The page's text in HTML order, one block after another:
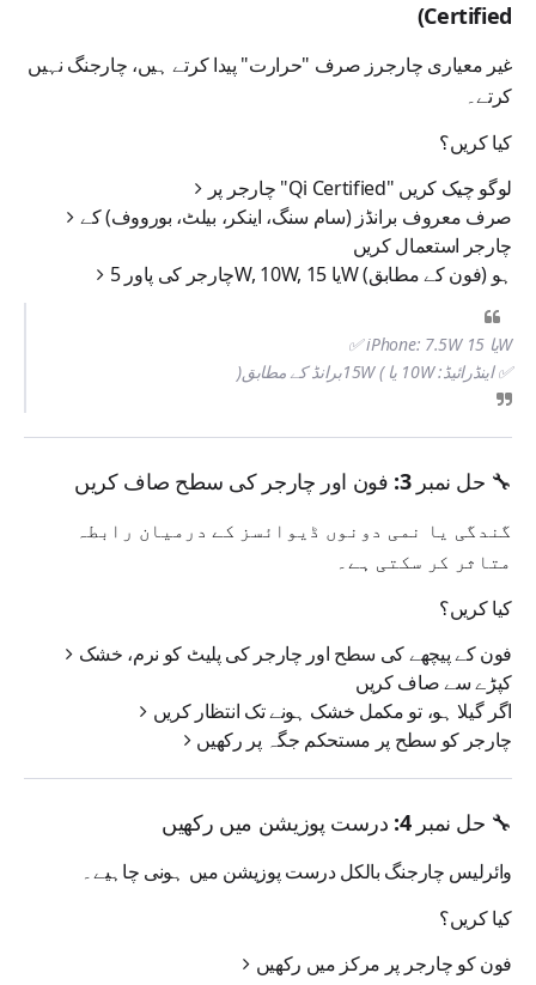
Certified)
غیر معیاری چارجرز صرف "حرارت" پیدا کرتے ہیں، چارجنگ نہیں
کرتے۔
کیا کریں؟
"Qi Certified" لوگو چیک کریں
صرف معروف برانڈز (سام سنگ، اینکر، بیلٹ، بورووف) کے
چارجر استعمال کریں
چارجر کی پاور
5W, 10W, یا 15Wہو (فون کے مطابق)
✅ iPhone: 7.5W یا 15W
✅ اینڈرائیڈ: 10W یا 15W (برانڈ کے مطابق)
🔧 حل نمبر 3: فون اور چارجر کی سطح صاف کریں
گندگی یا نمی دونوں ڈیوائسز کے درمیان رابطہ
متاثر کر سکتی ہے۔
کیا کریں؟
فون کے پیچھے کی سطح اور چارجر کی پلیٹ کو نرم، خشک
کپڑےسے صاف کریں
اگر گیلا ہو، تو مکمل خشک ہونے تک انتظار کریں
چارجر کو سطح پر مستحکم جگہ پر رکھیں
🔧 حل نمبر 4: درست پوزیشن میں رکھیں
وائرلیس چارجنگ بالکل درست پوزیشن میں ہونی چاہیے۔
کیا کریں؟
فون کو چارجر پر مرکز میں رکھیں